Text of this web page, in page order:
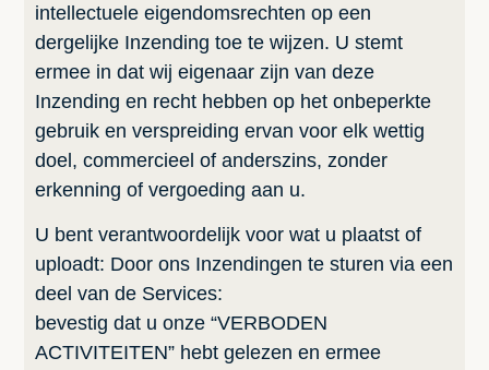
intellectuele eigendomsrechten op een
dergelijke Inzending toe te wijzen. U stemt
ermee in dat wij eigenaar zijn van deze
Inzending en recht hebben op het onbeperkte
gebruik en verspreiding ervan voor elk wettig
doel, commercieel of anderszins, zonder
erkenning of vergoeding aan u.
U bent verantwoordelijk voor wat u plaatst of
uploadt: Door ons Inzendingen te sturen via een
deel van de Services:
bevestig dat u onze “VERBODEN
ACTIVITEITEN” hebt gelezen en ermee